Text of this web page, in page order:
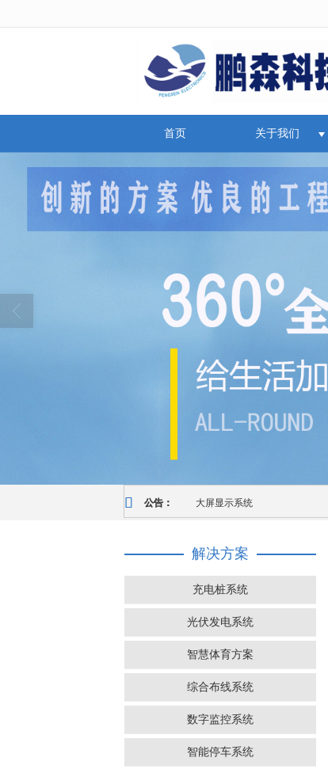
首页 关于我们
公告： 大屏显示系统
解决方案
充电桩系统
光伏发电系统
智慧体育方案
综合布线系统
数字监控系统
智能停车系统